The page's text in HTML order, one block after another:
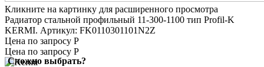
Кликните на картинку для расширенного просмотра
Радиатор стальной профильный 11-300-1100 тип Profil-K
KERMI. Артикул: FK0110301101N2Z
Цена по запросу Р
Цена по запросу Р
Сложно выбрать?